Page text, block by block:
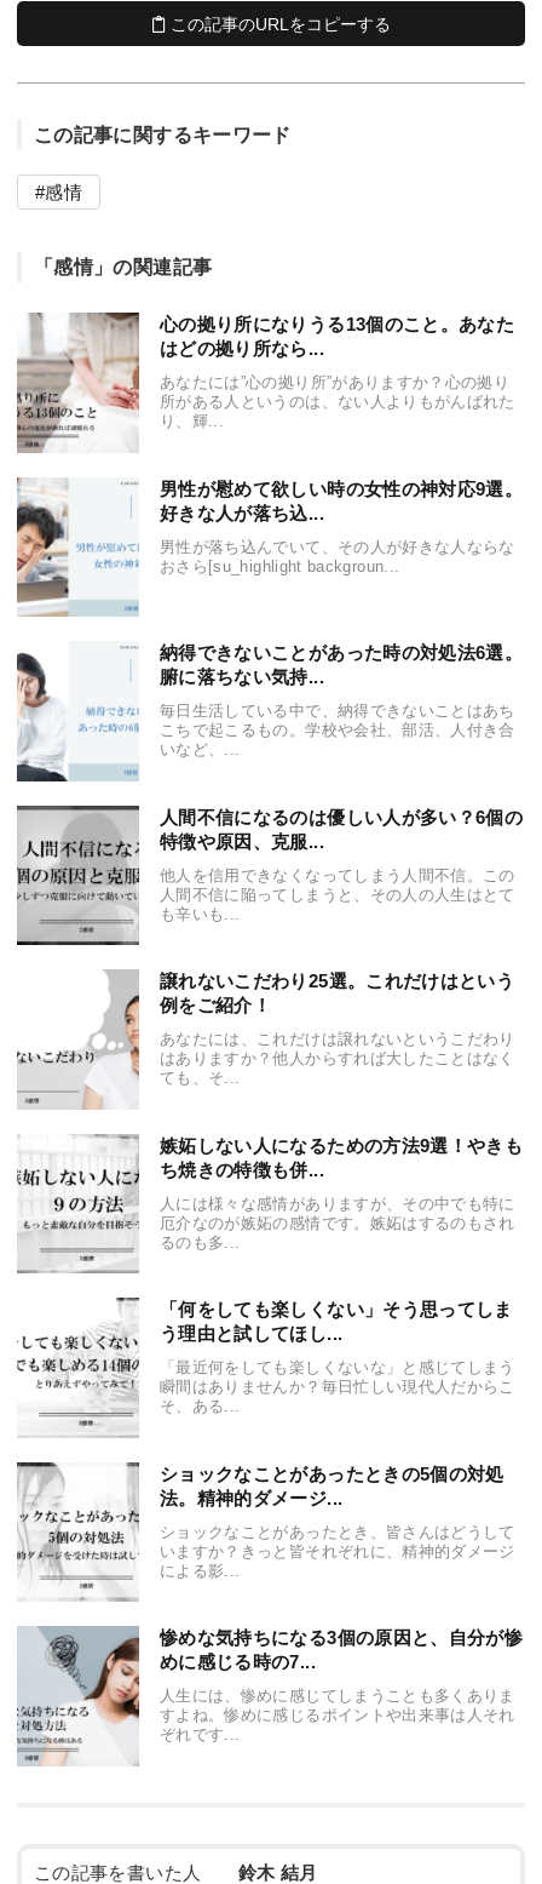
この記事のURLをコピーする
この記事に関するキーワード
感情
「感情」の関連記事
心の拠り所になりうる13個のこと。あなた
はどの拠り所なら...
あなたには”心の拠り所”がありますか？心の拠り
所がある人というのは、ない人よりもがんばれた
り、輝...
男性が慰めて欲しい時の女性の神対応9選。
好きな人が落ち込...
男性が落ち込んでいて、その人が好きな人ならな
おさら[su_highlight backgroun...
納得できないことがあった時の対処法6選。
腑に落ちない気持...
毎日生活している中で、納得できないことはあち
こちで起こるもの。学校や会社、部活、人付き合
いなど、...
人間不信になるのは優しい人が多い？6個の
特徴や原因、克服...
他人を信用できなくなってしまう人間不信。この
人間不信に陥ってしまうと、その人の人生はとて
も辛いも...
譲れないこだわり25選。これだけはという
例をご紹介！
あなたには、これだけは譲れないというこだわり
はありますか？他人からすれば大したことはなく
ても、そ...
嫉妬しない人になるための方法9選！やきも
ち焼きの特徴も併...
人には様々な感情がありますが、その中でも特に
厄介なのが嫉妬の感情です。嫉妬はするのもされ
るのも多...
「何をしても楽しくない」そう思ってしま
う理由と試してほし...
「最近何をしても楽しくないな」と感じてしまう
瞬間はありませんか？毎日忙しい現代人だからこ
そ、ある...
ショックなことがあったときの5個の対処
法。精神的ダメージ...
ショックなことがあったとき、皆さんはどうして
いますか？きっと皆それぞれに、精神的ダメージ
による影...
惨めな気持ちになる3個の原因と、自分が惨
めに感じる時の7...
人生には、惨めに感じてしまうことも多くありま
すよね。惨めに感じるポイントや出来事は人それ
ぞれです...
この記事を書いた人 鈴木 結月